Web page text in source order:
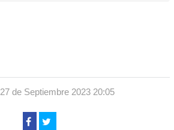
27 de Septiembre 2023 20:05